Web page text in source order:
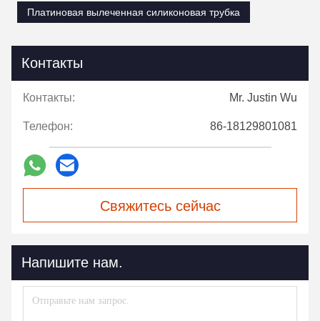
Платиновая вылеченная силиконовая трубка
Контакты
Контакты: Mr. Justin Wu
Телефон: 86-18129801081
Свяжитесь сейчас
Напишите нам.